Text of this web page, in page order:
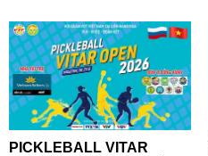
PICKLEBALL VITAR